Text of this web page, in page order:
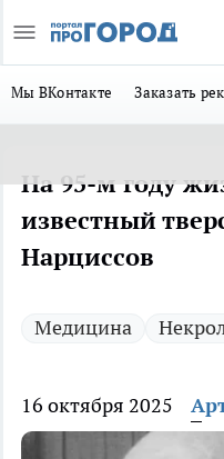
Мы ВКонтакте Заказать
На 95-м году
известный
Нарциссов
Медицина
16 октября 2025